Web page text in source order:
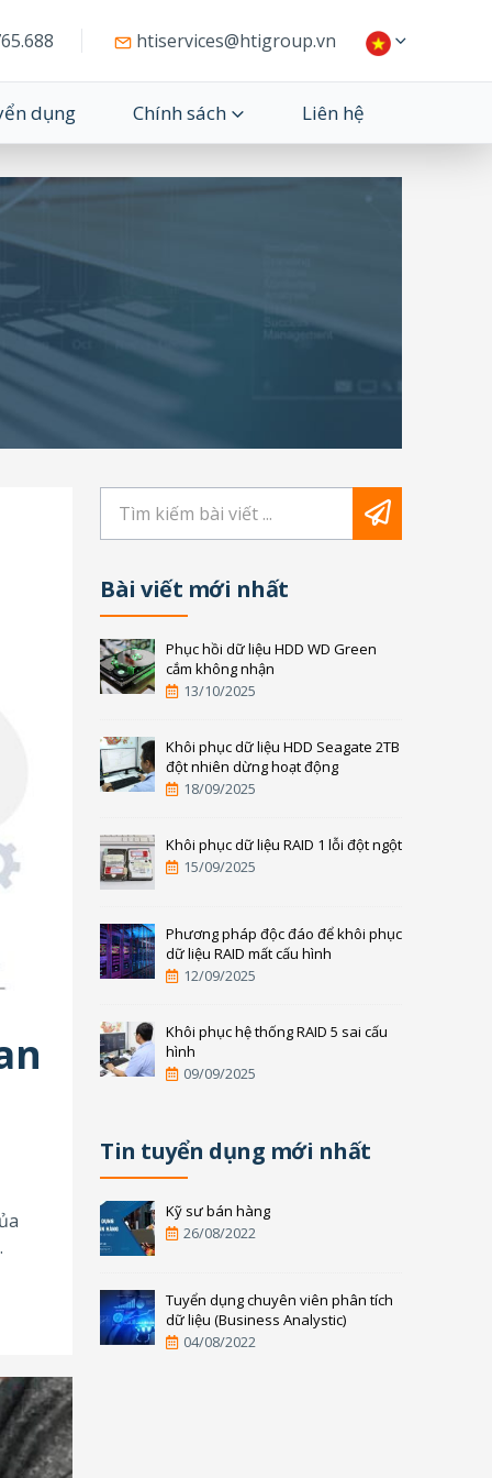
htiservices@htigroup.vn
dụng Chính sách Liên hệ
Bài viết mới nhất
Phục hồi dữ liệu HDD WD Green
cắm không nhận
13/10/2025
Khôi phục dữ liệu HDD Seagate 2TB
đột nhiên dừng hoạt động
18/09/2025
Khôi phục dữ liệu RAID 1 lỗi đột ngột
15/09/2025
Phương pháp độc đáo để khôi phục
dữ liệu RAID mất cấu hình
12/09/2025
Khôi phục hệ thống RAID 5 sai cấu
hình
09/09/2025
Tin tuyển dụng mới nhất
Kỹ sư bán hàng
26/08/2022
Tuyển dụng chuyên viên phân tích
dữ liệu (Business Analystic)
04/08/2022